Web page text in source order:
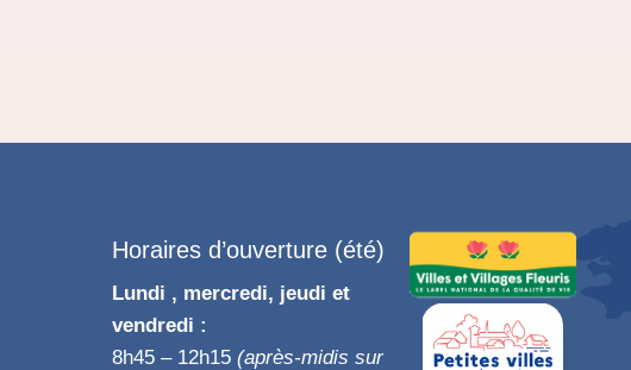
Horaires d’ouverture (été)
Lundi , mercredi, jeudi et
vendredi :
8h45 – 12h15(après-midis sur